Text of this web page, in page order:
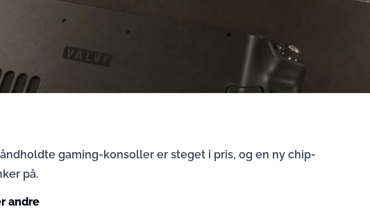
gaming-konsoller er steget i pris, og en ny chip-
på.
andre